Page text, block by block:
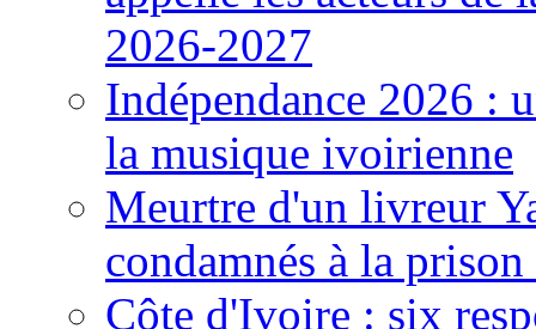
2026-2027
Indépendance 2026 :
la musique ivoirienne
Meurtre d'un livreur
condamnés à la
Côte d'Ivoire : six